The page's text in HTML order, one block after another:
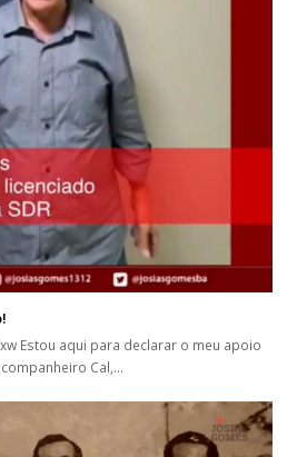
Estou aqui para declarar o meu apoio
Cal,…